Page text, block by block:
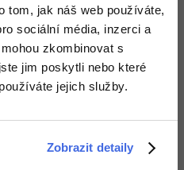
tom, jak náš web používáte,
sociální média, inzerci a
zkombinovat s
jim poskytli nebo které
jejich služby.
Zobrazit detaily